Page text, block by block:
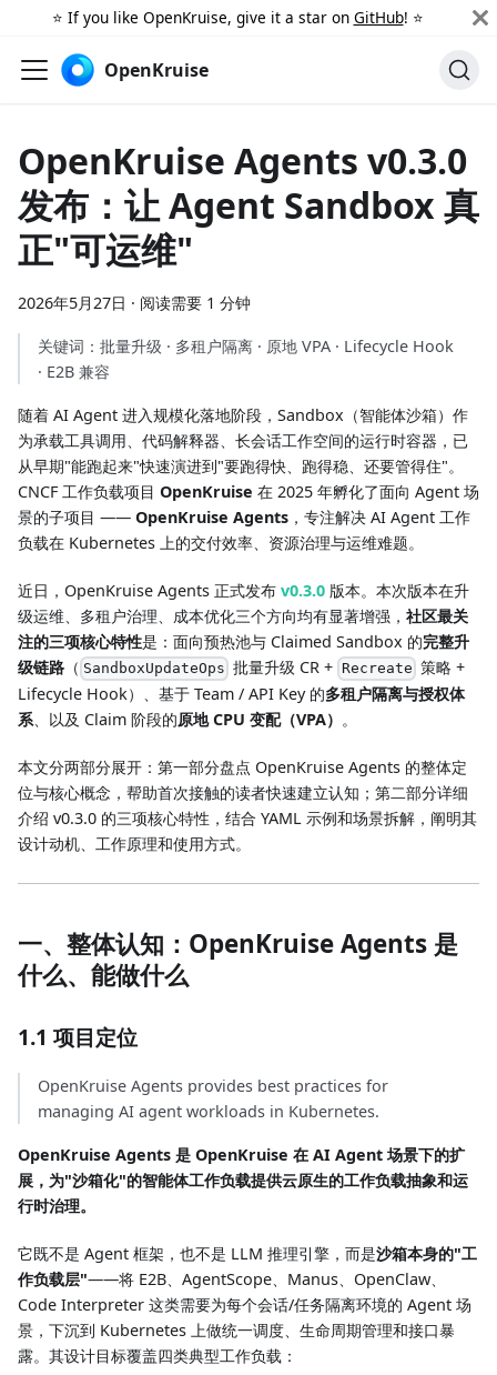
⭐️ If you like OpenKruise, give it a star on GitHub! ⭐️
OpenKruise
OpenKruise Agents v0.3.0
发布：让 Agent Sandbox 真
正"可运维"
2026年5月27日 · 阅读需要 1 分钟
关键词：批量升级 · 多租户隔离 · 原地 VPA · Lifecycle Hook
· E2B 兼容
随着 AI Agent 进入规模化落地阶段，Sandbox（智能体沙箱）作
为承载工具调用、代码解释器、长会话工作空间的运行时容器，已
从早期"能跑起来"快速演进到"要跑得快、跑得稳、还要管得住"。
CNCF 工作负载项目 OpenKruise 在 2025 年孵化了面向 Agent 场
景的子项目 —— OpenKruise Agents ，专注解决 AI Agent 工作
负载在 Kubernetes 上的交付效率、资源治理与运维难题。
近日，OpenKruise Agents 正式发布 v0.3.0 版本。本次版本在升
级运维、多租户治理、成本优化三个方向均有显著增强， 社区最关
注的三项核心特性是：面向预热池与 Claimed Sandbox 的完整升
级链路 （ SandboxUpdateOps 批量升级 CR + Recreate 策略 +
Lifecycle Hook）、基于 Team / API Key 的多租户隔离与授权体
系 、以及 Claim 阶段的原地 CPU 变配（VPA） 。
本文分两部分展开：第一部分盘点 OpenKruise Agents 的整体定
位与核心概念，帮助首次接触的读者快速建立认知；第二部分详细
介绍 v0.3.0 的三项核心特性，结合 YAML 示例和场景拆解，阐明其
设计动机、工作原理和使用方式。
一、整体认知：OpenKruise Agents 是
什么、能做什么
1.1 项目定位
OpenKruise Agents provides best practices for
managing AI agent workloads in Kubernetes.
OpenKruise Agents 是 OpenKruise 在 AI Agent 场景下的扩
展，为"沙箱化"的智能体工作负载提供云原生的工作负载抽象和运
行时治理。
它既不是 Agent 框架，也不是 LLM 推理引擎，而是沙箱本身的"工
作负载层"——将 E2B、AgentScope、Manus、OpenClaw、
Code Interpreter 这类需要为每个会话/任务隔离环境的 Agent 场
景，下沉到 Kubernetes 上做统一调度、生命周期管理和接口暴
露。其设计目标覆盖四类典型工作负载：